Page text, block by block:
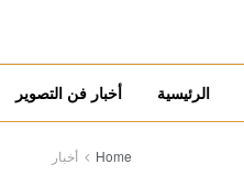
الرئيسية أخبار فن التصوير
Home أخبار